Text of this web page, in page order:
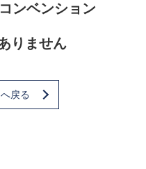
ンベンション
りません
戻る